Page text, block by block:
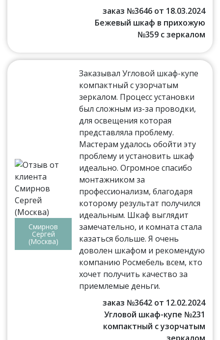
заказ №3646 от 18.03.2024
Бежевый шкаф в прихожую
№359 с зеркалом
Смирнов
Сергей
(Москва)
Заказывал Угловой шкаф-купе
компактный с узорчатым
зеркалом. Процесс установки
был сложным из-за проводки,
для освещения которая
представляла проблему.
Мастерам удалось обойти эту
проблему и установить шкаф
идеально. Огромное спасибо
монтажником за
профессионализм, благодаря
которому результат получился
идеальным. Шкаф выглядит
замечательно, и комната стала
казаться больше. Я очень
доволен шкафом и рекомендую
компанию Росмебель всем, кто
хочет получить качество за
приемлемые деньги.
заказ №3642 от 12.02.2024
Угловой шкаф-купе №231
компактный с узорчатым